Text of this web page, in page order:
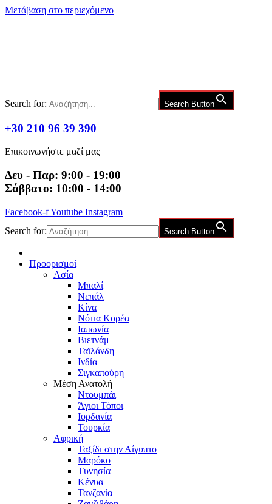
Μετάβαση στο περιεχόμενο
Search for: Search Button
+30 210 96 39 390
Επικοινωνήστε μαζί μας
Δευ - Παρ: 9:00 - 19:00
Σάββατο: 10:00 - 14:00
Facebook-fYoutube Instagram
Search for:
Search Button
Προορισμοί
Ασία
Μπαλί
Νεπάλ
Κίνα
Νότια Κορέα
Ιαπωνία
Βιετνάμ
Ταϊλάνδη
Ινδία
Σιγκαπούρη
Μέση Ανατολή
Ντουμπάι
Άγιοι Τόποι
Ιορδανία
Τουρκία
Αφρική
Ταξίδι στην Αίγυπτο
Μαρόκο
Τυνησία
Κένυα
Τανζανία